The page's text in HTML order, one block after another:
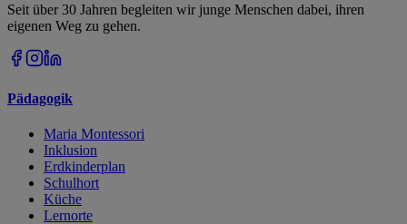
Seit über 30 Jahren begleiten wir junge Menschen dabei, ihren
eigenen Weg zu gehen.
Pädagogik
Maria Montessori
Inklusion
Erdkinderplan
Schulhort
Küche
Lernorte